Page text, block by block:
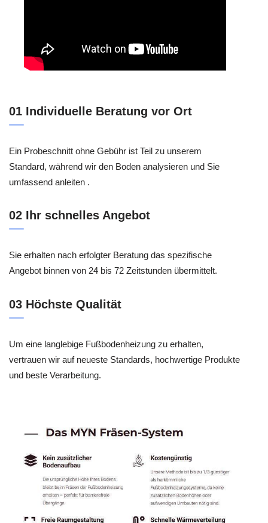
01 Individuelle Beratung vor Ort
Ein Probeschnitt ohne Gebühr ist Teil zu unserem
Standard, während wir den Boden analysieren und Sie
umfassend anleiten .
02 Ihr schnelles Angebot
Sie erhalten nach erfolgter Beratung das spezifische
Angebot binnen von 24 bis 72 Zeitstunden übermittelt.
03 Höchste Qualität
Um eine langlebige Fußbodenheizung zu erhalten,
vertrauen wir auf neueste Standards, hochwertige Produkte
und beste Verarbeitung.